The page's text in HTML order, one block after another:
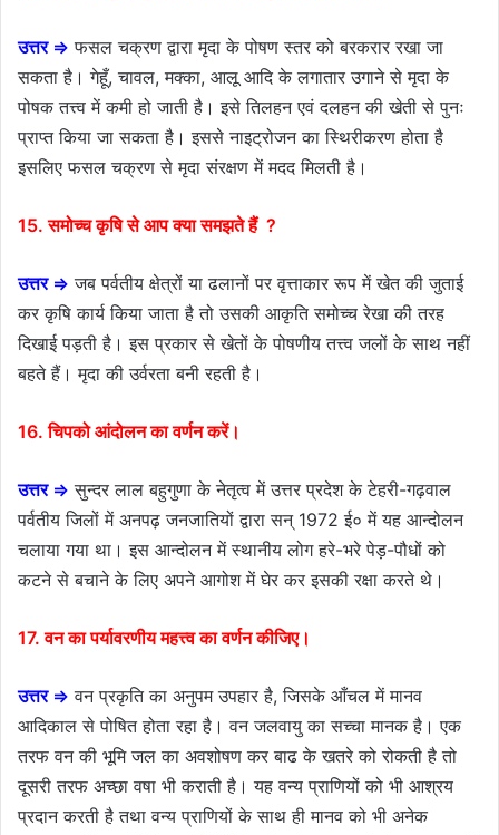
उत्तर ⇒ फसल चक्रण द्वारा मृदा के पोषण स्तर को बरकरार रखा जा
सकता है। गेहूँ, चावल, मक्का, आलू आदि के लगातार उगाने से मृदा के
पोषक तत्त्व में कमी हो जाती है। इसे तिलहन एवं दलहन की खेती से पुनः
प्राप्त किया जा सकता है। इससे नाइट्रोजन का स्थिरीकरण होता है
इसलिए फसल चक्रण से मृदा संरक्षण में मदद मिलती है।
15. समोच्च कृषि से आप क्या समझते हैं ?
उत्तर ⇒ जब पर्वतीय क्षेत्रों या ढलानों पर वृत्ताकार रूप में खेत की जुताई
कर कृषि कार्य किया जाता है तो उसकी आकृति समोच्च रेखा की तरह
दिखाई पड़ती है। इस प्रकार से खेतों के पोषणीय तत्त्व जलों के साथ नहीं
बहते हैं। मृदा की उर्वरता बनी रहती है।
16. चिपको आंदोलन का वर्णन करें।
उत्तर ⇒ सुन्दर लाल बहुगुणा के नेतृत्व में उत्तर प्रदेश के टेहरी-गढ़वाल
पर्वतीय जिलों में अनपढ़ जनजातियों द्वारा सन् 1972 ई० में यह आन्दोलन
चलाया गया था। इस आन्दोलन में स्थानीय लोग हरे-भरे पेड़-पौधों को
कटने से बचाने के लिए अपने आगोश में घेर कर इसकी रक्षा करते थे।
17. वन का पर्यावरणीय महत्त्व का वर्णन कीजिए।
उत्तर ⇒ वन प्रकृति का अनुपम उपहार है, जिसके आँचल में मानव
आदिकाल से पोषित होता रहा है। वन जलवायु का सच्चा मानक है। एक
तरफ वन की भूमि जल का अवशोषण कर बाढ के खतरे को रोकती है तो
दूसरी तरफ अच्छा वषा भी कराती है। यह वन्य प्राणियों को भी आश्रय
प्रदान करती है तथा वन्य प्राणियों के साथ ही मानव को भी अनेक